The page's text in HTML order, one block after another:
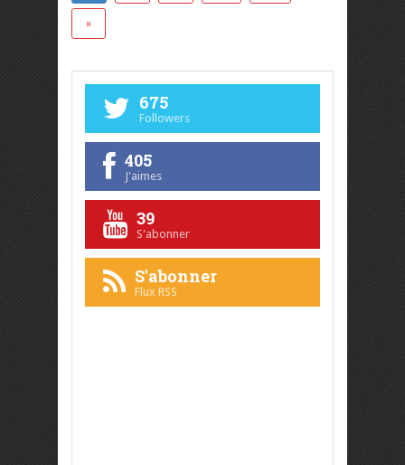
»
675
Followers
405
J'aimes
39
S'abonner
S'abonner
Flux RSS